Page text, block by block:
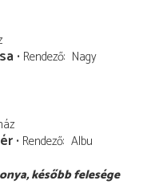
Rendező Nagy
Rendező Albu
később felesége